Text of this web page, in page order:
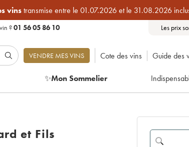
vinstransmise entre le 01.07.2026 et le 31.08.2026
?01 56 05 86 10 Les prix
VENDRE MES VINS Cote des vins Guide des
✨Mon Sommelier
et Fils